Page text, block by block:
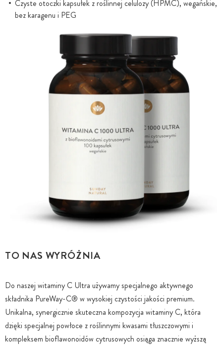
Czyste otoczki kapsułek z roślinnej celulozy (HPMC), wegańskie,
bez karagenu i PEG
TO NAS WYRÓŻNIA
Do naszej witaminy C Ultra używamy specjalnego aktywnego
składnika PureWay-C® w wysokiej czystości jakości premium.
Unikalna, synergicznie skuteczna kompozycja witaminy C, która
dzięki specjalnej powłoce z roślinnymi kwasami tłuszczowymi i
kompleksem bioflawonoidów cytrusowych osiąga znacznie wyższą